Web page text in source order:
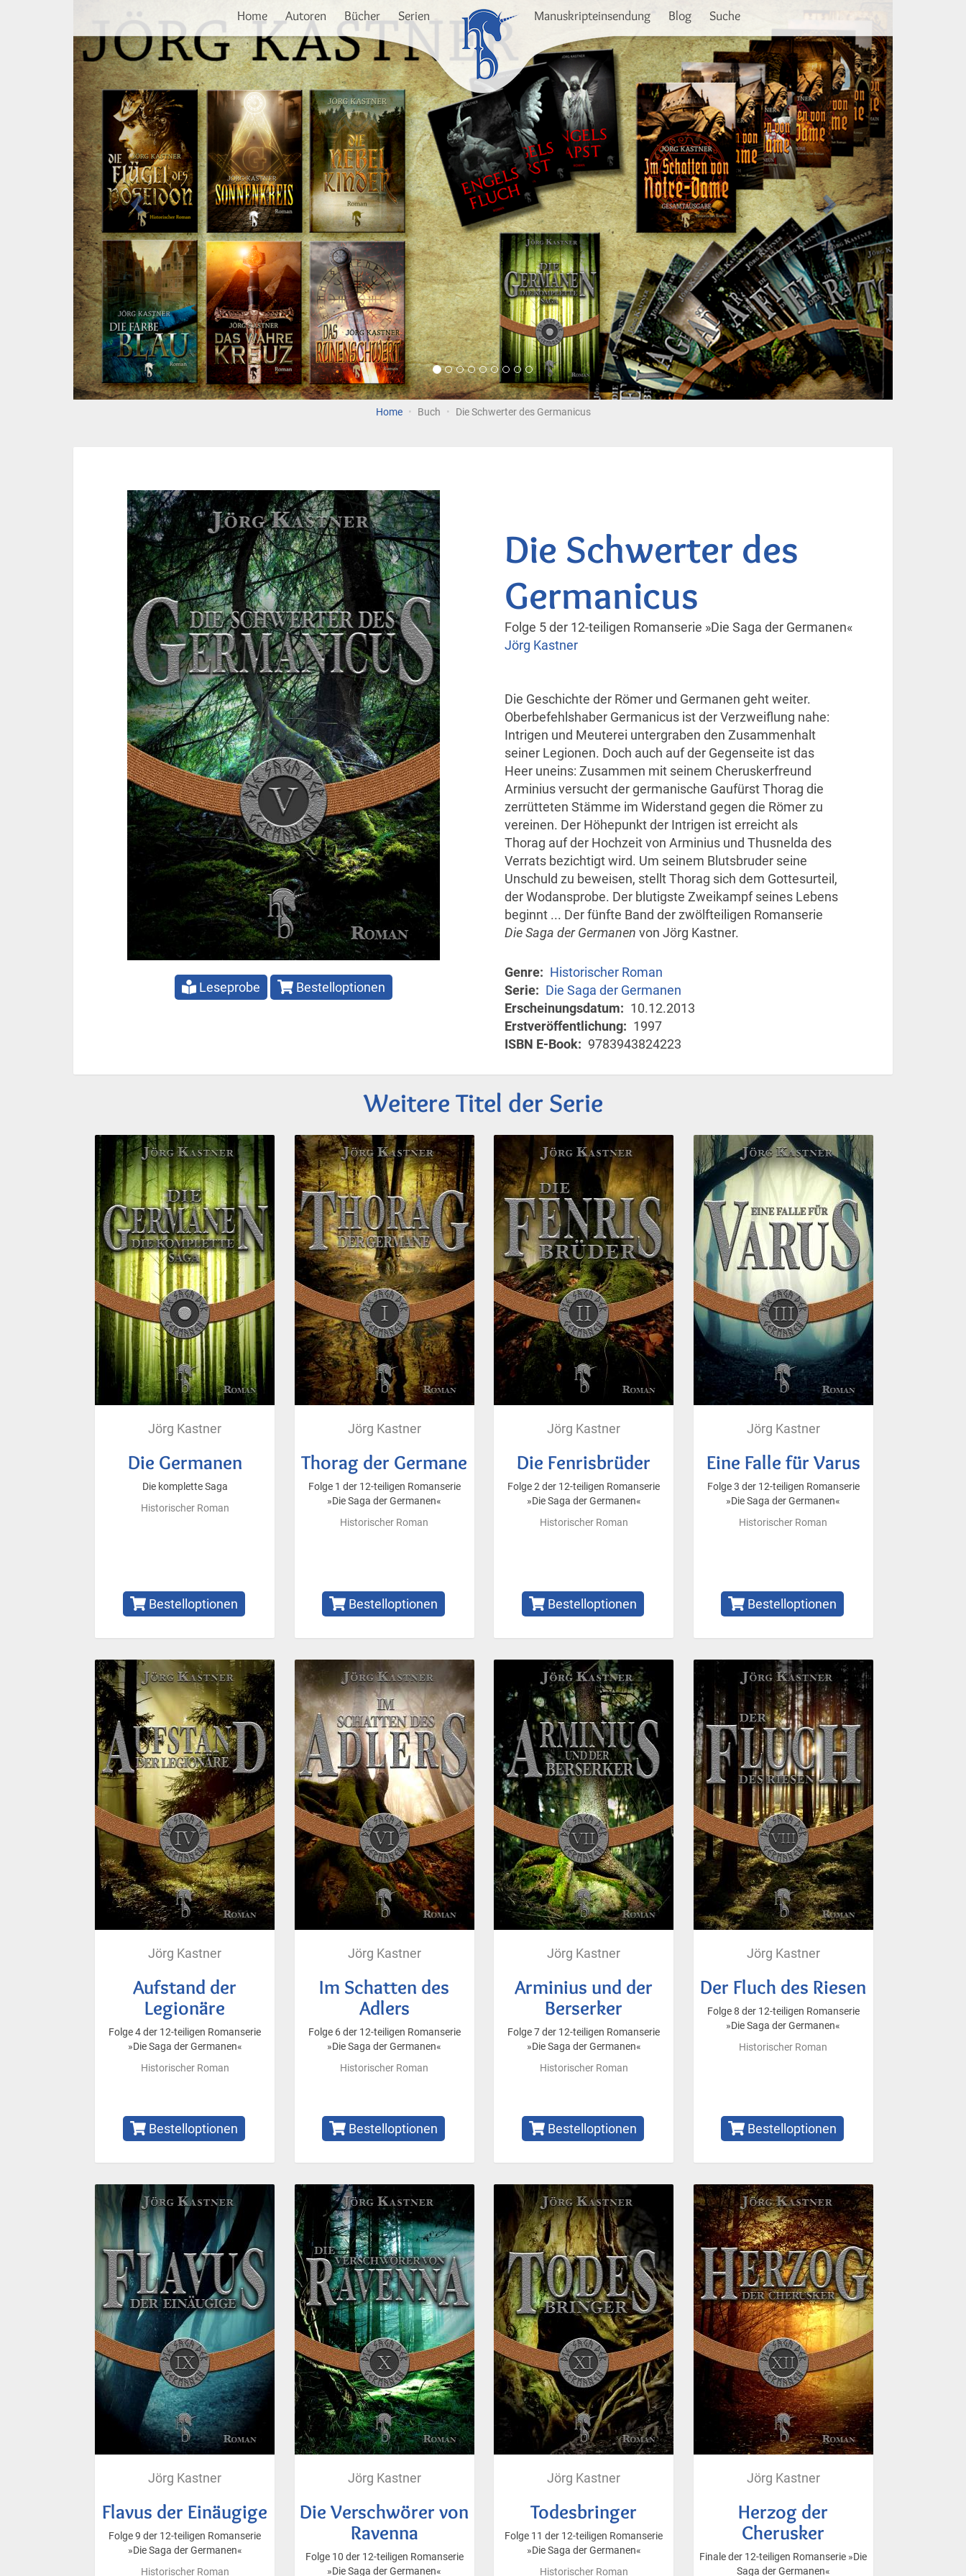
Home Autoren Bücher Serien Manuskripteinsendung Blog Suche Weiter
Home Buch Die Schwerter des Germanicus
Leseprobe Bestelloptionen
Die Schwerter des
Germanicus
Folge 5 der 12-teiligen Romanserie »Die Saga der Germanen«
Jörg Kastner
Die Geschichte der Römer und Germanen geht weiter.
Oberbefehlshaber Germanicus ist der Verzweiflung nahe:
Intrigen und Meuterei untergraben den Zusammenhalt
seiner Legionen. Doch auch auf der Gegenseite ist das
Heer uneins: Zusammen mit seinem Cheruskerfreund
Arminius versucht der germanische Gaufürst Thorag die
zerrütteten Stämme im Widerstand gegen die Römer zu
vereinen. Der Höhepunkt der Intrigen ist erreicht als
Thorag auf der Hochzeit von Arminius und Thusnelda des
Verrats bezichtigt wird. Um seinem Blutsbruder seine
Unschuld zu beweisen, stellt Thorag sich dem Gottesurteil,
der Wodansprobe. Der blutigste Zweikampf seines Lebens
beginnt ... Der fünfte Band der zwölfteiligen Romanserie
Die Saga der Germanen von Jörg Kastner.
Genre
Historischer Roman
Serie
Die Saga der Germanen
Erscheinungsdatum
10.12.2013
Erstveröffentlichung
1997
ISBN E-Book
9783943824223
Weitere Titel der Serie
Jörg Kastner
Die Germanen
Die komplette Saga
Historischer Roman
Bestelloptionen
Jörg Kastner
Thorag der Germane
Folge 1 der 12-teiligen Romanserie
»Die Saga der Germanen«
Historischer Roman
Bestelloptionen
Jörg Kastner
Die Fenrisbrüder
Folge 2 der 12-teiligen Romanserie
»Die Saga der Germanen«
Historischer Roman
Bestelloptionen
Jörg Kastner
Eine Falle für Varus
Folge 3 der 12-teiligen Romanserie
»Die Saga der Germanen«
Historischer Roman
Bestelloptionen
Jörg Kastner
Aufstand der
Legionäre
Folge 4 der 12-teiligen Romanserie
»Die Saga der Germanen«
Historischer Roman
Bestelloptionen
Jörg Kastner
Im Schatten des
Adlers
Folge 6 der 12-teiligen Romanserie
»Die Saga der Germanen«
Historischer Roman
Bestelloptionen
Jörg Kastner
Arminius und der
Berserker
Folge 7 der 12-teiligen Romanserie
»Die Saga der Germanen«
Historischer Roman
Bestelloptionen
Jörg Kastner
Der Fluch des Riesen
Folge 8 der 12-teiligen Romanserie
»Die Saga der Germanen«
Historischer Roman
Bestelloptionen
Jörg Kastner
Flavus der Einäugige
Folge 9 der 12-teiligen Romanserie
»Die Saga der Germanen«
Historischer Roman
Jörg Kastner
Die Verschwörer von
Ravenna
Folge 10 der 12-teiligen Romanserie
»Die Saga der Germanen«
Jörg Kastner
Todesbringer
Folge 11 der 12-teiligen Romanserie
»Die Saga der Germanen«
Historischer Roman
Jörg Kastner
Herzog der
Cherusker
Finale der 12-teiligen Romanserie »Die
Saga der Germanen«